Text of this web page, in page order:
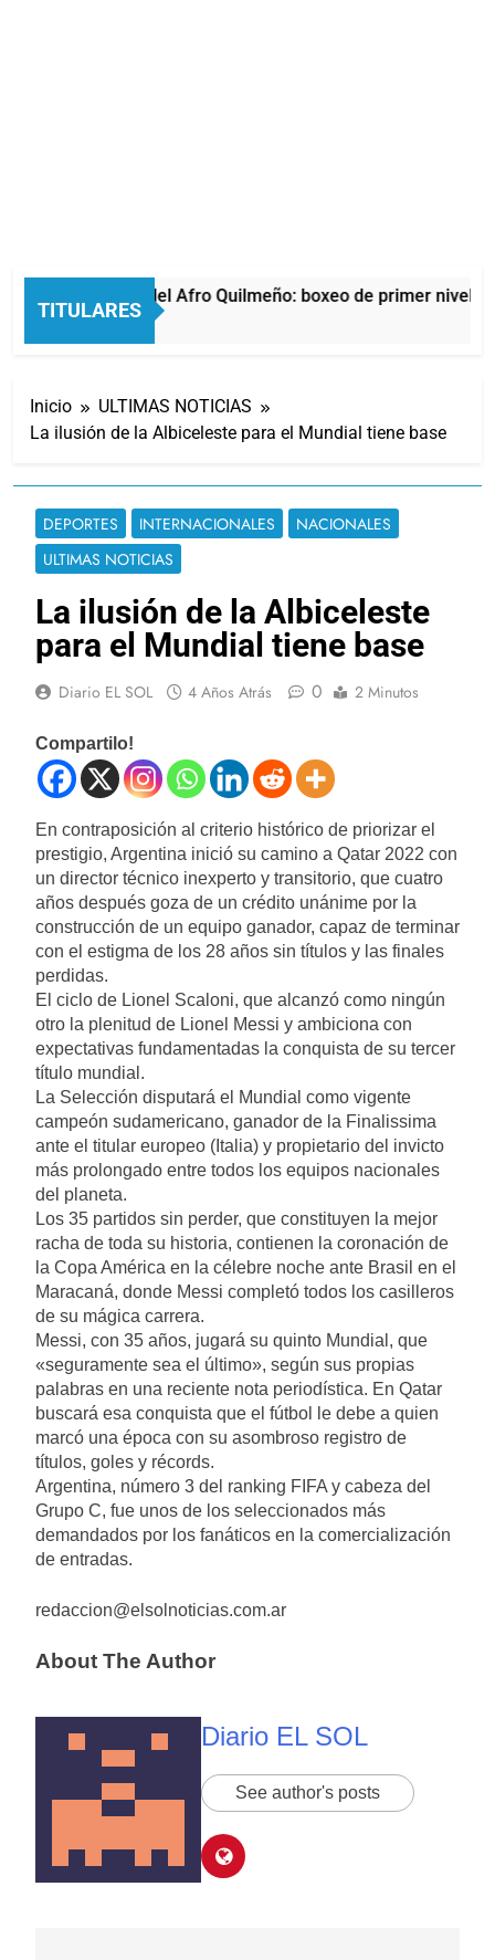
TITULARES
La noche del Afro Quilmeño: boxeo de primer nivel
2 Horas Atrás
Inicio
ULTIMAS NOTICIAS
La ilusión de la Albiceleste para el Mundial tiene base
DEPORTES INTERNACIONALES
NACIONALES
ULTIMAS NOTICIAS
La ilusión de la Albiceleste
para el Mundial tiene base
Diario EL SOL 4 Años Atrás 0 2 Minutos
Compartilo!
En contraposición al criterio histórico de priorizar el
prestigio, Argentina inició su camino a Qatar 2022 con
un director técnico inexperto y transitorio, que cuatro
años después goza de un crédito unánime por la
construcción de un equipo ganador, capaz de terminar
con el estigma de los 28 años sin títulos y las finales
perdidas.
El ciclo de Lionel Scaloni, que alcanzó como ningún
otro la plenitud de Lionel Messi y ambiciona con
expectativas fundamentadas la conquista de su tercer
título mundial.
La Selección disputará el Mundial como vigente
campeón sudamericano, ganador de la Finalissima
ante el titular europeo (Italia) y propietario del invicto
más prolongado entre todos los equipos nacionales
del planeta.
Los 35 partidos sin perder, que constituyen la mejor
racha de toda su historia, contienen la coronación de
la Copa América en la célebre noche ante Brasil en el
Maracaná, donde Messi completó todos los casilleros
de su mágica carrera.
Messi, con 35 años, jugará su quinto Mundial, que
«seguramente sea el último», según sus propias
palabras en una reciente nota periodística. En Qatar
buscará esa conquista que el fútbol le debe a quien
marcó una época con su asombroso registro de
títulos, goles y récords.
Argentina, número 3 del ranking FIFA y cabeza del
Grupo C, fue unos de los seleccionados más
demandados por los fanáticos en la comercialización
de entradas.
redaccion@elsolnoticias.com.ar
About The Author
Diario EL SOL
See author's posts